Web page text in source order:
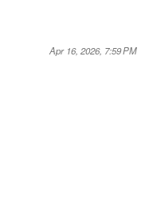
Apr 16, 2026, 7:59 PM